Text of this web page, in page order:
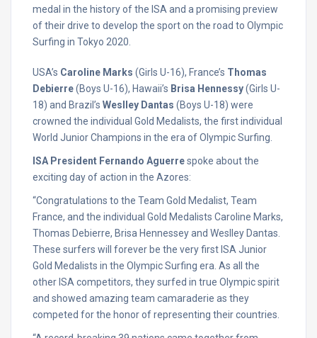
medal in the history of the ISA and a promising preview
of their drive to develop the sport on the road to Olympic
Surfing in Tokyo 2020.
USA’s Caroline Marks (Girls U-16), France’s Thomas
Debierre(Boys U-16), Hawaii’s Brisa Hennessy(Girls U-
18) and Brazil’s Weslley Dantas (Boys U-18) were
crowned the individual Gold Medalists, the first individual
World Junior Champions in the era of Olympic Surfing.
ISA President Fernando Aguerrespoke about the
exciting day of action in the Azores:
“Congratulations to the Team Gold Medalist, Team
France, and the individual Gold Medalists Caroline Marks,
Thomas Debierre, Brisa Hennessey and Weslley Dantas.
These surfers will forever be the very first ISA Junior
Gold Medalists in the Olympic Surfing era. As all the
other ISA competitors, they surfed in true Olympic spirit
and showed amazing team camaraderie as they
competed for the honor of representing their countries.